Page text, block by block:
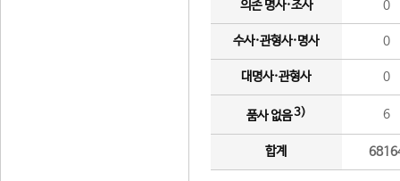
의존 명사·조사 0
수사·관형사·명사 0
대명사·관형사 0
품사 없음3) 6
합계